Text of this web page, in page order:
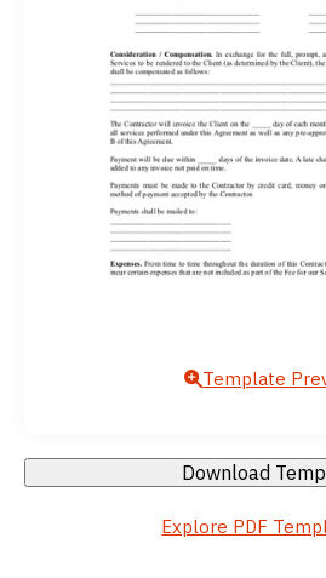
Template
Download
Explore PDF